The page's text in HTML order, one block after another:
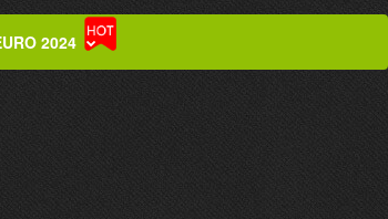
2024